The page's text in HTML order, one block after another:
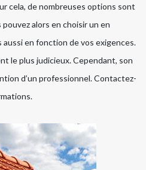
cela, de nombreuses options sont
alors en choisir un en
en fonction de vos exigences.
le plus judicieux. Cependant, son
d’un professionnel. Contactez-